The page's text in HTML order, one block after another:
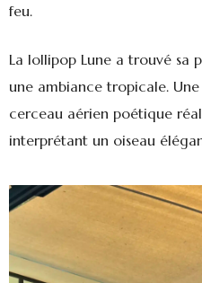
feu.
La lollipop Lune a trouvé sa
une ambiance tropicale.
cerceau aérien poétique
interprétant un oiseau